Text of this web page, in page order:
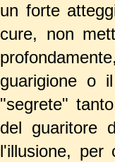
un forte
cure, non
guarigione o
"segrete"
del guaritore
l'illusione, per